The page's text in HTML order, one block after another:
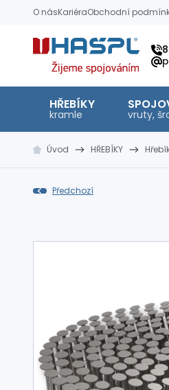
O násKariéraObchodní
Hašpl
HŘEBÍKY
kramle vruty,
Úvod HŘEBÍKY
Předchozí